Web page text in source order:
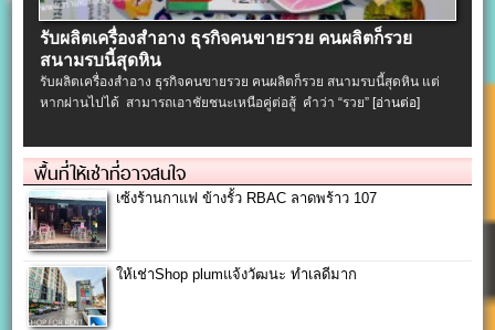
รับผลิตเครื่องสําอาง ธุรกิจคนขายรวย คนผลิตก็รวย
สนามรบนี้สุดหิน
รับผลิตเครื่องสําอาง ธุรกิจคนขายรวย คนผลิตก็รวย สนามรบนี้สุดหิน แต่
หากผ่านไปได้ สามารถเอาชัยชนะเหนือคู่ต่อสู้ คำว่า “รวย” [อ่านต่อ]
พื้นที่ให้เช่าที่อาจสนใจ
เซ้งร้านกาแฟ ข้างรั้ว RBAC ลาดพร้าว 107
ให้เช่าShop plumแจ้งวัฒนะ ทำเลดีมาก